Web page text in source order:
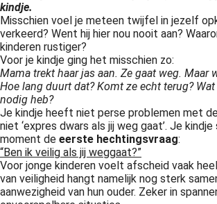
kindje.
Misschien voel je meteen twijfel in jezelf
verkeerd? Went hij hier nou nooit aan?
kinderen rustiger?
Voor je kindje ging het misschien zo:
Mama trekt haar jas aan. Ze gaat weg. Maar
Hoe lang duurt dat? Komt ze echt terug?
nodig heb?
Je kindje heeft niet perse problemen met
niet ‘expres dwars als jij weg gaat’. Je
moment de eerste hechtingsvraag:
“Ben ik veilig als jij weggaat?”
Voor jonge kinderen voelt afscheid vaak
van veiligheid hangt namelijk nog sterk
aanwezigheid van hun ouder. Zeker in
om
te
over
van
op
gebruikt
te